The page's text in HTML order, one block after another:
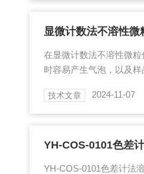
X、1...
显微计数法不溶性
在显微计数法不溶性微
时容易产生气泡，以及
的黏稠特性，使用光阻
过程中，会被传感器误
分辨率和准确性，能够
技术文章 2024-11-07
YH-COS-0101色差
YH-COS-0101色差计法